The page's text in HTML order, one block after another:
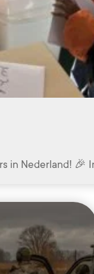
in Nederland! 🎉